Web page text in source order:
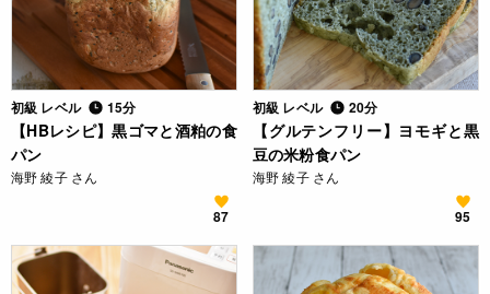
初級 レベル 15分
【HBレシピ】黒ゴマと酒粕の食
パン
海野 綾子 さん
87
初級 レベル 20分
【グルテンフリー】ヨモギと黒
豆の米粉食パン
海野 綾子 さん
95